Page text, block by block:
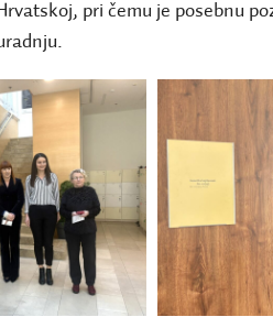
pri čemu je posebnu